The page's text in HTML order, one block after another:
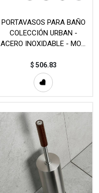
PORTAVASOS PARA BAÑO
COLECCIÓN URBAN -
ACERO INOXIDABLE - MOD.
$ 506.83